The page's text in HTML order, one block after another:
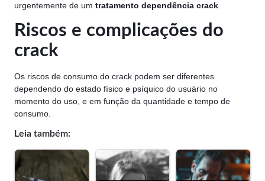
urgentemente de um tratamento dependência crack
Riscos e complicações do
crack
Os riscos de consumo do crack podem ser diferentes
dependendo do estado físico e psíquico do usuário no
momento do uso, e em função da quantidade e tempo de
consumo.
Leia também: